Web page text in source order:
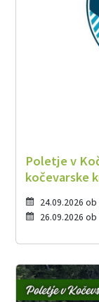
Poletje v
kočevarske
24.09.2026 ob
26.09.2026 ob